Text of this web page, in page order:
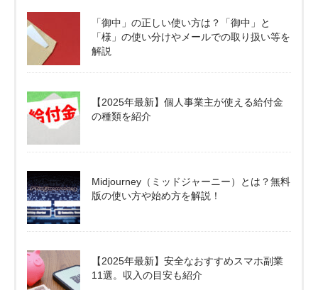
「御中」の正しい使い方は？「御中」と
「様」の使い分けやメールでの取り扱い等を
解説
【2025年最新】個人事業主が使える給付金
の種類を紹介
Midjourney（ミッドジャーニー）とは？無料
版の使い方や始め方を解説！
【2025年最新】安全なおすすめスマホ副業
11選。収入の目安も紹介